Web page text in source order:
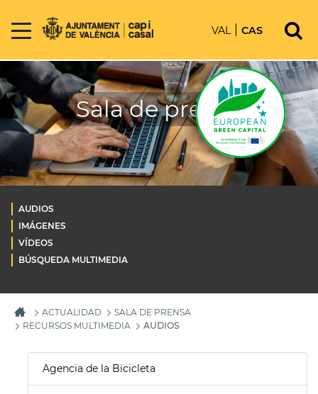
VAL CAS
Sala de prensa
AUDIOS
IMÁGENES
VÍDEOS
BÚSQUEDA MULTIMEDIA
ACTUALIDAD
SALA DE PRENSA
RECURSOS MULTIMEDIA
AUDIOS
Agencia de la Bicicleta